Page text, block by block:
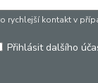
rychlejší kontakt v
Přihlásit dalšího